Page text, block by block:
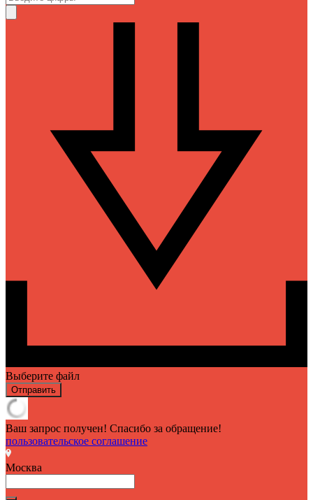
Выберите файл
Отправить
Ваш запрос получен! Спасибо за обращение!
пользовательское соглашение
Москва